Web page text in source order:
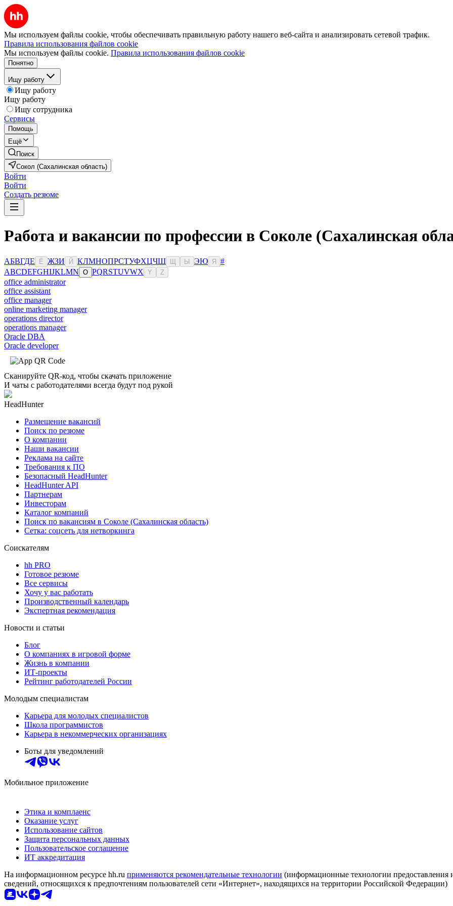
Мы используем файлы cookie, чтобы обеспечивать правильную работу нашего веб-сайта и анализировать сетевой трафик.
Правила использования файлов cookie
Мы используем файлы cookie. Правила использования файлов cookie
Понятно
Ищу работу
Ищу работу
Ищу работу
Ищу сотрудника
Сервисы
Помощь
Ещё
Поиск
Сокол (Сахалинская область)
Войти
Войти
Создать резюме
Работа и вакансии по профессии в Соколе (Сахалинская
АБВГДЕ Ё ЖЗИ Й КЛМНОПРСТУФХЦЧШ Ы ЭЮ Я
#
ABCDEFGHIJKLMN O PQRSTUVWX Y Z
office administrator
office assistant
office manager
online marketing manager
operations director
operations manager
Oracle DBA
Oracle developer
Сканируйте QR-код, чтобы скачать приложение
И чаты с работодателями всегда будут под рукой
HeadHunter
Размещение вакансий
Поиск по резюме
О компании
Наши вакансии
Реклама на сайте
Требования к ПО
Безопасный HeadHunter
HeadHunter API
Партнерам
Инвесторам
Каталог компаний
Поиск по вакансиям в Соколе (Сахалинская область)
Сетка: соцсеть для нетворкинга
Соискателям
hh PRO
Готовое резюме
Все сервисы
Хочу у вас работать
Производственный календарь
Экспертная рекомендация
Новости и статьи
Блог
О компаниях в игровой форме
Жизнь в компании
ИТ-проекты
Рейтинг работодателей России
Молодым специалистам
Карьера для молодых специалистов
Школа программистов
Карьера в некоммерческих организациях
Боты для уведомлений
Мобильное приложение
Этика и комплаенс
Оказание услуг
Использование сайтов
Защита персональных данных
Пользовательское соглашение
ИТ аккредитация
На информационном ресурсе hh.ru применяются рекомендательные технологии (информационные технологии предоставления
сведений, относящихся к предпочтениям пользователей сети «Интернет», находящихся на территории Российской Федерации)